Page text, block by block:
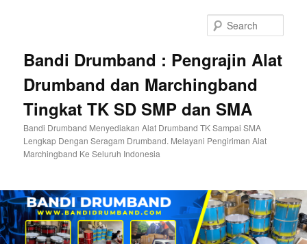
Bandi Drumband : Pengrajin Alat
Drumband dan Marchingband
Tingkat TK SD SMP dan SMA
Bandi Drumband Menyediakan Alat Drumband TK Sampai SMA
Lengkap Dengan Seragam Drumband. Melayani Pengiriman Alat
Marchingband Ke Seluruh Indonesia